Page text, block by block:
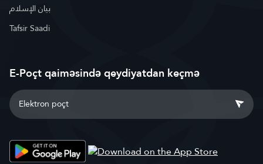
بيان الإسلام
Tafsir Saadi
E-Poçt qaiməsində qeydiyatdan keçmə